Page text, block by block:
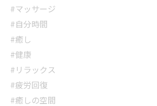
#マッサージ
#自分時間
#癒し
#健康
#リラックス
#疲労回復
#癒しの空間